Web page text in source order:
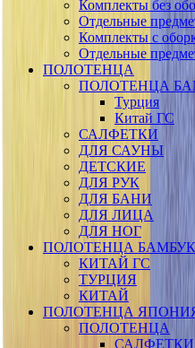
Комплекты без
Отдельные
Комплекты с
Отдельные
ПОЛОТЕНЦА
ПОЛОТЕНЦА
Турция
Китай ГС
САЛФЕТКИ
ДЛЯ САУНЫ
ДЕТСКИЕ
ДЛЯ РУК
ДЛЯ БАНИ
ДЛЯ ЛИЦА
ДЛЯ НОГ
ПОЛОТЕНЦА
КИТАЙ ГС
ТУРЦИЯ
КИТАЙ
ПОЛОТЕНЦА ЯПОНИЯ
ПОЛОТЕНЦА
САЛФЕТКИ